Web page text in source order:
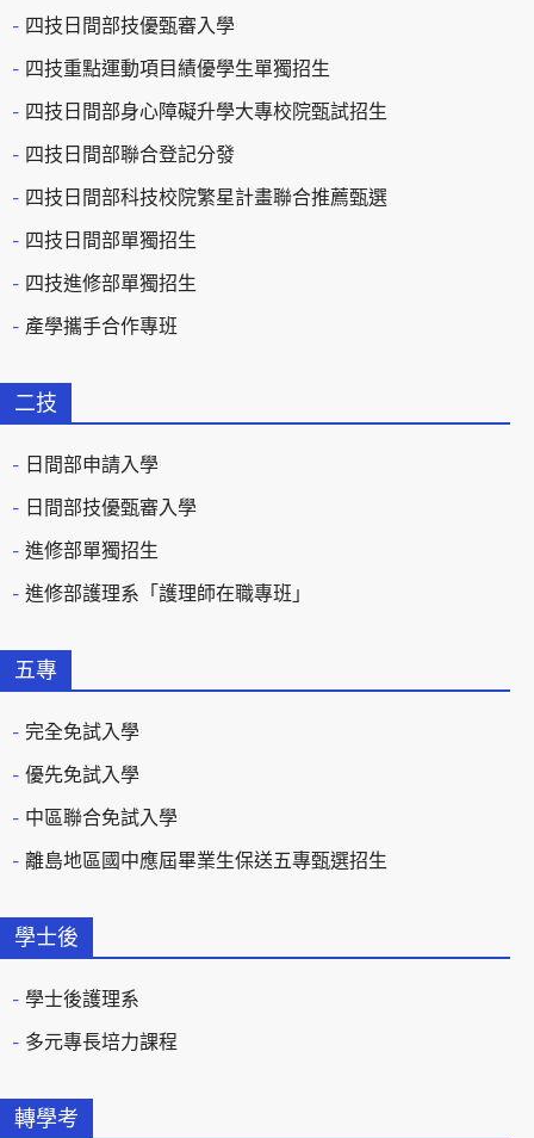
四技日間部技優甄審入學
四技重點運動項目績優學生單獨招生
四技日間部身心障礙升學大專校院甄試招生
四技日間部聯合登記分發
四技日間部科技校院繁星計畫聯合推薦甄選
四技日間部單獨招生
四技進修部單獨招生
產學攜手合作專班
二技
日間部申請入學
日間部技優甄審入學
進修部單獨招生
進修部護理系「護理師在職專班」
五專
完全免試入學
優先免試入學
中區聯合免試入學
離島地區國中應屆畢業生保送五專甄選招生
學士後
學士後護理系
多元專長培力課程
轉學考